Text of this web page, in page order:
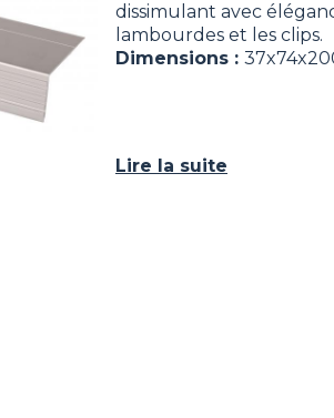
dissimulant avec
lambourdes et les clips.
Dimensions :
Lire la suite